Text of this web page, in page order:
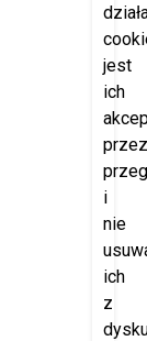
jest
ich
przez
i
nie
ich
z